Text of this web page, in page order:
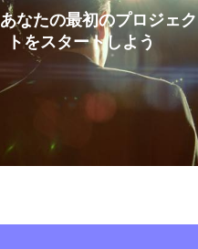
あなたの最初のプロジェク
トをスタートしよう